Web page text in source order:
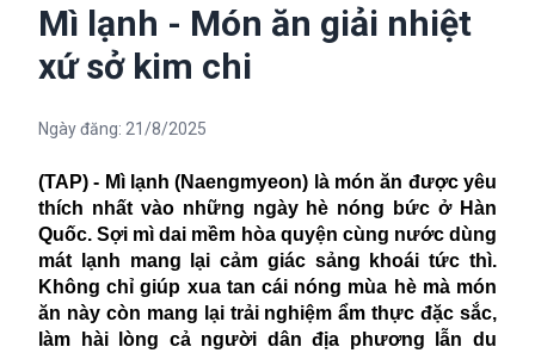
Mì lạnh - Món ăn giải nhiệt
xứ sở kim chi
Ngày đăng: 21/8/2025
(TAP) - Mì lạnh (Naengmyeon) là món ăn được yêu
thích nhất vào những ngày hè nóng bức ở Hàn
Quốc. Sợi mì dai mềm hòa quyện cùng nước dùng
mát lạnh mang lại cảm giác sảng khoái tức thì.
Không chỉ giúp xua tan cái nóng mùa hè mà món
ăn này còn mang lại trải nghiệm ẩm thực đặc sắc,
làm hài lòng cả người dân địa phương lẫn du